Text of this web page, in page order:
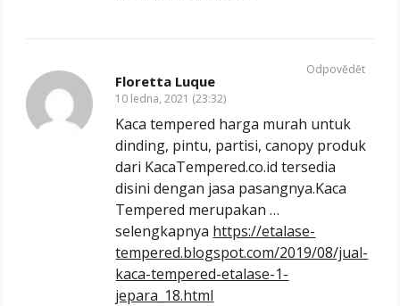
Floretta Luque
10 ledna, 2021 (23:32)
Kaca tempered harga murah untuk
dinding, pintu, partisi, canopy produk
dari KacaTempered.co.id tersedia
disini dengan jasa pasangnya.Kaca
Tempered merupakan …
selengkapnya https://etalase-
tempered.blogspot.com/2019/08/jual-
kaca-tempered-etalase-1-
jepara_18.html
Odpovědět